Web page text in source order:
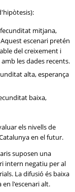
mitjana,
escenari pretén
del creixement i
les dades recents.
alta, esperança
baixa,
els nivells de
en el futur.
suposen una
intern negatiu per al
La difusió és baixa
en l'escenari alt.